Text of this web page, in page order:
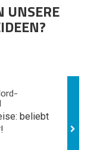
UNSERE
beliebt